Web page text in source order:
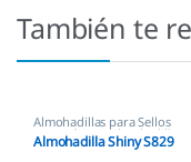
También te
Almohadillas para Sellos
Automáticos ,Almohadillas
Almohadilla Shiny S829